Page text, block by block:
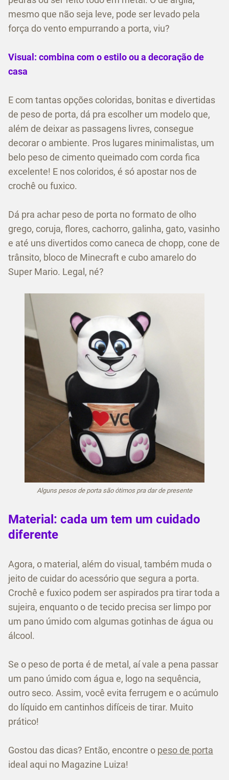
mesmo que não seja leve, pode ser levado pela
força do vento empurrando a porta, viu?
Visual: combina com o estilo ou a decoração de
casa
E com tantas opções coloridas, bonitas e divertidas
de peso de porta, dá pra escolher um modelo que,
além de deixar as passagens livres, consegue
decorar o ambiente. Pros lugares minimalistas, um
belo peso de cimento queimado com corda fica
excelente! E nos coloridos, é só apostar nos de
crochê ou fuxico.
Dá pra achar peso de porta no formato de olho
grego, coruja, flores, cachorro, galinha, gato, vasinho
e até uns divertidos como caneca de chopp, cone de
trânsito, bloco de Minecraft e cubo amarelo do
Super Mario. Legal, né?
Alguns pesos de porta são ótimos pra dar de presente
Material: cada um tem um cuidado
diferente
Agora, o material, além do visual, também muda o
jeito de cuidar do acessório que segura a porta.
Crochê e fuxico podem ser aspirados pra tirar toda a
sujeira, enquanto o de tecido precisa ser limpo por
um pano úmido com algumas gotinhas de água ou
álcool.
Se o peso de porta é de metal, aí vale a pena passar
um pano úmido com água e, logo na sequência,
outro seco. Assim, você evita ferrugem e o acúmulo
do líquido em cantinhos difíceis de tirar. Muito
prático!
Gostou das dicas? Então, encontre o peso de porta
ideal aqui no Magazine Luiza!